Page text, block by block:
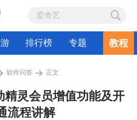
排行榜 专题 教程
软件问答 → 正文
灵会员增值功能及开
流程讲解